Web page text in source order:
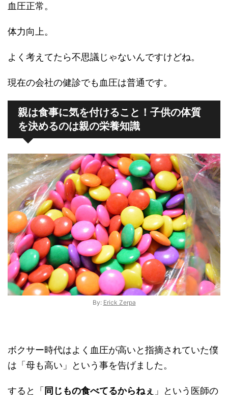
血圧正常。
体力向上。
よく考えてたら不思議じゃないんですけどね。
現在の会社の健診でも血圧は普通です。
親は食事に気を付けること！子供の体質
を決めるのは親の栄養知識
By: Erick Zerpa
ボクサー時代はよく血圧が高いと指摘されていた僕
は「母も高い」という事を告げました。
すると「 同じもの食べてるからねぇ 」という医師の